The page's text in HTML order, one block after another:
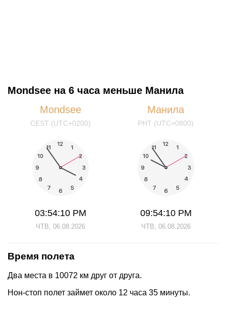
Mondsee на 6 часа меньше Манила
Mondsee
CEST (UTC+0200)
03:54:10 PM
ЧТВ, 06.08.2026
Манила
PHT (UTC+0800)
09:54:10 PM
ЧТВ, 06.08.2026
Время полета
Два места в 10072 км друг от друга.
Нон-стоп полет займет около 12 часа 35 минуты.